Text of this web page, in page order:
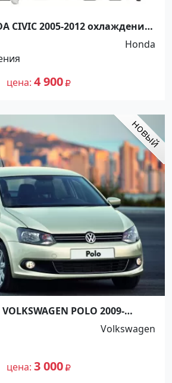
CIVIC 2005-2012 охлаждения
Honda
цена 4 900
POLO 2009-
Volkswagen
цена 3 000